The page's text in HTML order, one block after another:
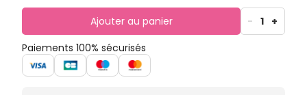
Ajouter au panier - 1 +
Paiements 100% sécurisés